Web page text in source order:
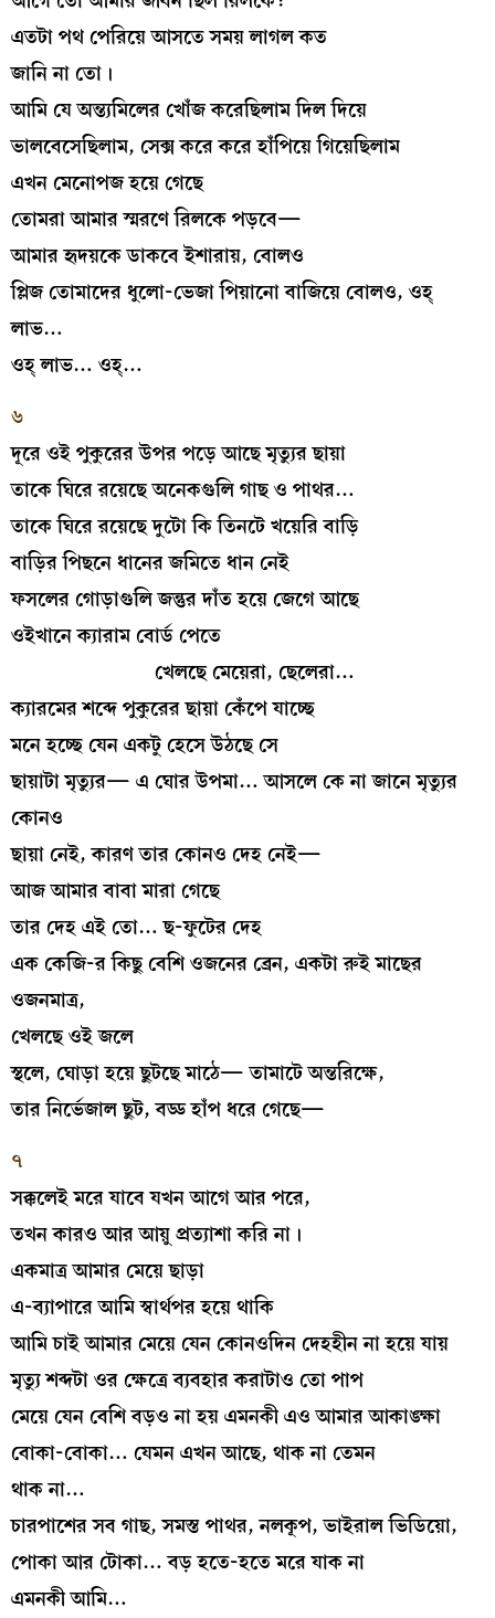
এতটা পথ পেরিয়ে আসতে সময় লাগল কত
জানি না তো।
আমি যে অন্ত্যমিলের খোঁজ করেছিলাম দিল দিয়ে
ভালবেসেছিলাম, সেক্স করে করে হাঁপিয়ে গিয়েছিলাম
এখন মেনোপজ হয়ে গেছে
তোমরা আমার স্মরণে রিলকে পড়বে—
আমার হৃদয়কে ডাকবে ইশারায়, বোলও
প্লিজ তোমাদের ধুলো-ভেজা পিয়ানো বাজিয়ে বোলও, ওহ্‌
লাভ…
ওহ্‌ লাভ… ওহ্‌…
৬
দূরে ওই পুকুরের উপর পড়ে আছে মৃত্যুর ছায়া
তাকে ঘিরে রয়েছে অনেকগুলি গাছ ও পাথর…
তাকে ঘিরে রয়েছে দুটো কি তিনটে খয়েরি বাড়ি
বাড়ির পিছনে ধানের জমিতে ধান নেই
ফসলের গোড়াগুলি জন্তুর দাঁত হয়ে জেগে আছে
ওইখানে ক্যারাম বোর্ড পেতে
খেলছে মেয়েরা, ছেলেরা…
ক্যারমের শব্দে পুকুরের ছায়া কেঁপে যাচ্ছে
মনে হচ্ছে যেন একটু হেসে উঠছে সে
ছায়াটা মৃত্যুর— এ ঘোর উপমা… আসলে কে না জানে মৃত্যুর
কোনও
ছায়া নেই, কারণ তার কোনও দেহ নেই—
আজ আমার বাবা মারা গেছে
তার দেহ এই তো… ছ-ফুটের দেহ
এক কেজি-র কিছু বেশি ওজনের ব্রেন, একটা রুই মাছের
ওজনমাত্র,
খেলছে ওই জলে
স্থলে, ঘোড়া হয়ে ছুটছে মাঠে— তামাটে অন্তরিক্ষে,
তার নির্ভেজাল ছুট, বড্ড হাঁপ ধরে গেছে—
৭
সক্কলেই মরে যাবে যখন আগে আর পরে,
তখন কারও আর আয়ু প্রত্যাশা করি না।
একমাত্র আমার মেয়ে ছাড়া
এ-ব্যাপারে আমি স্বার্থপর হয়ে থাকি
আমি চাই আমার মেয়ে যেন কোনওদিন দেহহীন না হয়ে যায়
মৃত্যু শব্দটা ওর ক্ষেত্রে ব্যবহার করাটাও তো পাপ
মেয়ে যেন বেশি বড়ও না হয় এমনকী এও আমার আকাঙ্ক্ষা
বোকা-বোকা… যেমন এখন আছে, থাক না তেমন
থাক না…
চারপাশের সব গাছ, সমস্ত পাথর, নলকূপ, ভাইরাল ভিডিয়ো,
পোকা আর টোকা… বড় হতে-হতে মরে যাক না
এমনকী আমি…